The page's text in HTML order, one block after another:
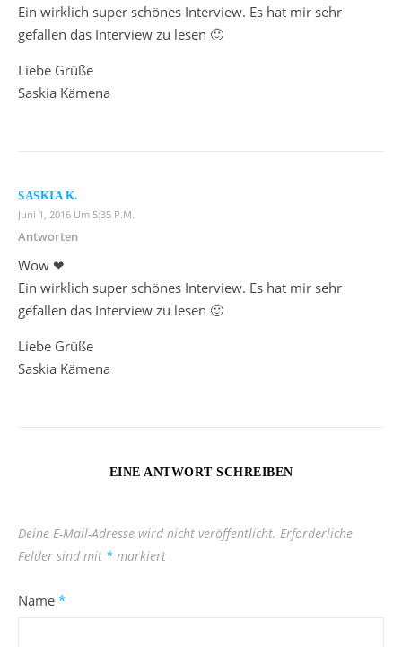
Ein wirklich super schönes Interview. Es hat mir sehr
gefallen das Interview zu lesen 🙂
Liebe Grüße
Saskia Kämena
SASKIA K.
Juni 1, 2016 Um 5:35 P.m.
Antworten
Wow ❤
Ein wirklich super schönes Interview. Es hat mir sehr
gefallen das Interview zu lesen 🙂
Liebe Grüße
Saskia Kämena
EINE ANTWORT SCHREIBEN
Deine E-Mail-Adresse wird nicht veröffentlicht. Erforderliche
Felder sind mit * markiert
Name *